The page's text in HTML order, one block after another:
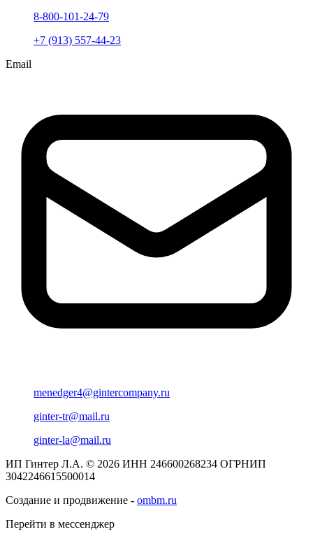
8-800-101-24-79
+7 (913) 557-44-23
Email
menedger4@gintercompany.ru
ginter-tr@mail.ru
ginter-la@mail.ru
ИП Гинтер Л.А. © 2026 ИНН 246600268234 ОГРНИП
3042246615500014
Создание и продвижение - ombm.ru
Перейти в мессенджер